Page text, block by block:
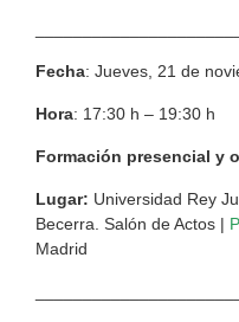
Fecha: Jueves, 21 de
Hora: 17:30 h – 19:30 h
Formación presencial y
Lugar: Universidad Rey
Becerra. Salón de Actos |
Madrid